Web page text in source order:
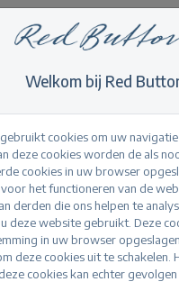
> Sally JKT
Welkom bij Red
cookies om uw
deze cookies worden de als
cookies in uw browser
voor het functioneren van de
derden die ons helpen te
deze website gebruikt. Deze
in uw browser
deze cookies uit te schakelen.
cookies kan echter